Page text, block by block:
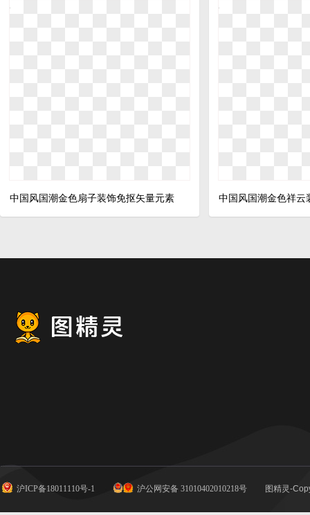
中国风国潮金色扇子装饰免抠矢量元素 中国风国潮金色祥云
沪ICP备18011110号-1 沪公网安备 31010402010218号 图精灵-